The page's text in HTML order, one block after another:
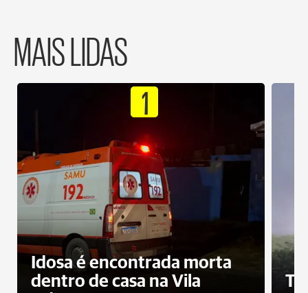
MAIS LIDAS
1
Idosa é encontrada morta
dentro de casa na Vila